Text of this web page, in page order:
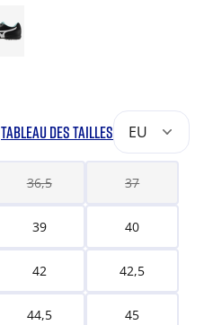
TABLEAU DES TAILLES EU
36,5 37
39 40
42 42,5
44,5 45